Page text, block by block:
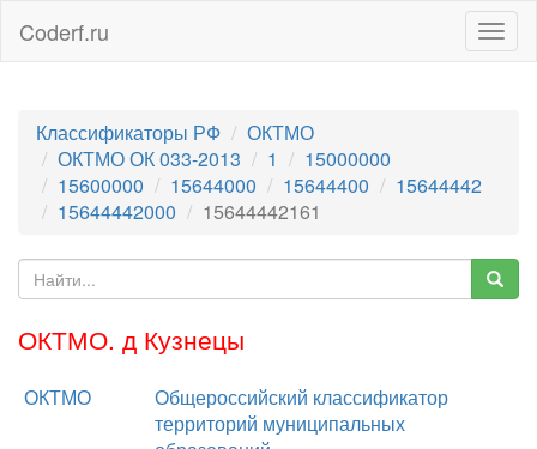
Coderf.ru
Классификаторы РФ
ОКТМО
ОКТМО ОК 033-2013
1
15000000
15600000
15644000 15644400
15644442
15644442000
15644442161
ОКТМО. д Кузнецы
ОКТМО
Общероссийский классификатор
территорий муниципальных